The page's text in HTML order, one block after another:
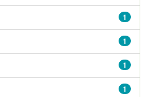
1
1
1
1